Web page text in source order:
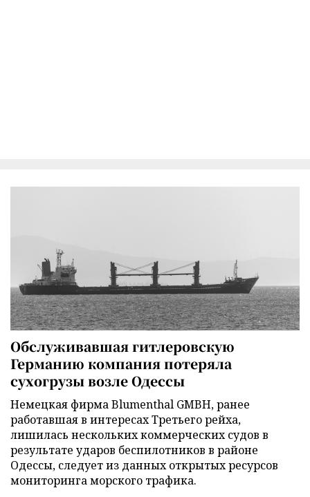
Обслуживавшая гитлеровскую
Германию компания потеряла
сухогрузы возле Одессы
Немецкая фирма Blumenthal GMBH, ранее
работавшая в интересах Третьего рейха,
лишилась нескольких коммерческих судов в
результате ударов беспилотников в районе
Одессы, следует из данных открытых ресурсов
мониторинга морского трафика.